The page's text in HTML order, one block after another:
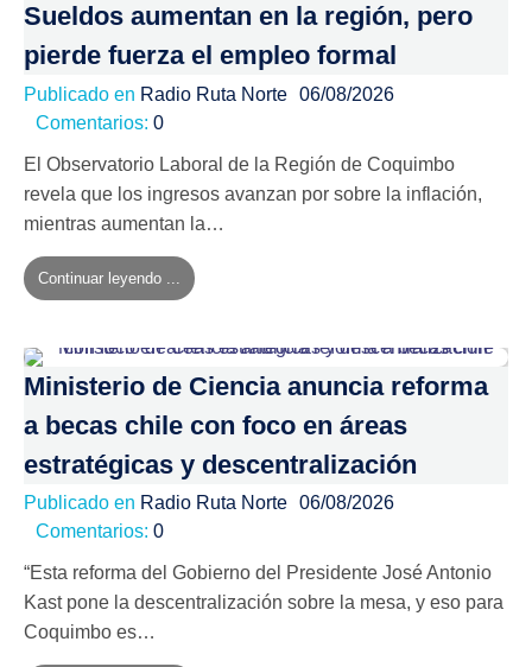
Sueldos aumentan en la región, pero
pierde fuerza el empleo formal
Publicado en Radio Ruta Norte 06/08/2026
Comentarios: 0
El Observatorio Laboral de la Región de Coquimbo
revela que los ingresos avanzan por sobre la inflación,
mientras aumentan la…
Continuar leyendo ...
Ministerio de Ciencia anuncia reforma
a becas chile con foco en áreas
estratégicas y descentralización
Publicado en Radio Ruta Norte 06/08/2026
Comentarios: 0
“Esta reforma del Gobierno del Presidente José Antonio
Kast pone la descentralización sobre la mesa, y eso para
Coquimbo es…